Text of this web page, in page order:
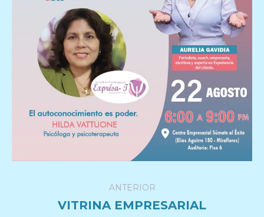
Navegación
entre
ANTERIOR
Publicación
VITRINA EMPRESARIAL